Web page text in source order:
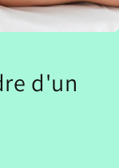
d'un